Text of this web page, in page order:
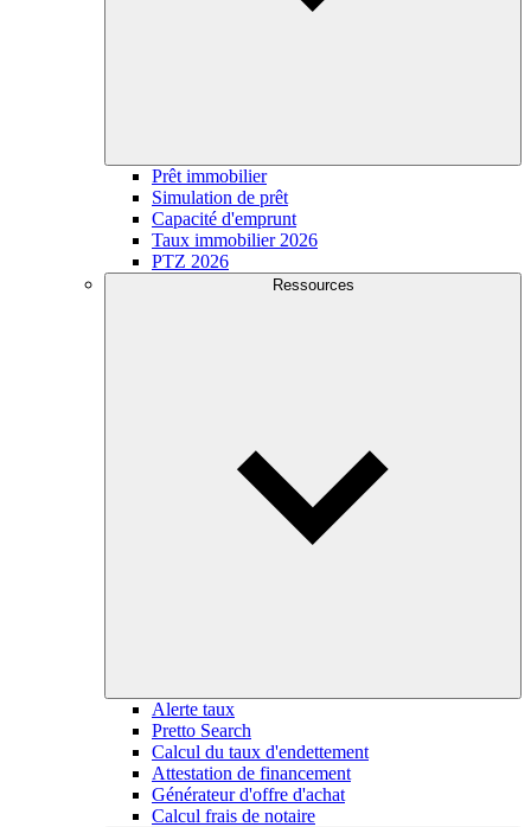
Prêt immobilier
Simulation de prêt
Capacité d'emprunt
Taux immobilier 2026
PTZ 2026
Ressources
Alerte taux
Pretto Search
Calcul du taux d'endettement
Attestation de financement
Générateur d'offre d'achat
Calcul frais de notaire